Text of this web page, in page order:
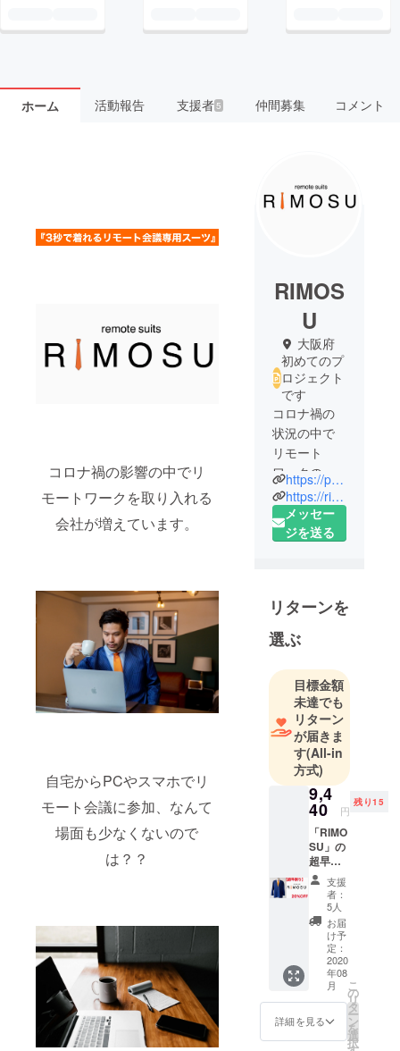
ホーム 活動報告 支援者5 仲間募集 コメント
コロナ禍の影響の中でリ
モートワークを取り入れる
会社が増えています。
自宅からPCやスマホでリ
モート会議に参加、なんて
場面も少なくないので
は？？
RIMOS
U
大阪府
初めてのプ
ロジェクト
です
コロナ禍の
状況の中で
リモート
ワークの本
格的な導入
が始まって
います。
メラでリ
モート会議
をされてい
る方も多い
かと思いま
す。
しかし部屋
着からし
かっりした
服に着替え
るのが面倒
なあなたに
届けた
い！！！
遊び心を
スッと笑え
るアイテム
を制作販売
していきま
す。
https://peraichi.com/landing_pages/view/rimosu
https://rimosu.official.ec/
メッセー
ジを送る
リターンを
選ぶ
目標金額
未達でも
リターン
が届きま
す(All-in
方式)
9,4
40 円
残り15
「RIMO
SU」の
超早割
り
20％OF
Fで購入
可
能！！
支援
者：
5人
お届
け予
定：
2020
年08
月
詳細を見る
こ
の
リ
タ
ー
ン
を
選
択